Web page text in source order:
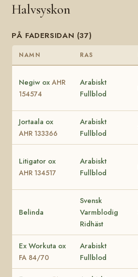
Halvsyskon
PÅ FADERSIDAN (37)
NAMN RAS
Negiw ox AHR
154574
Arabiskt
Fullblod
Jortaala ox
AHR 133366
Arabiskt
Fullblod
Litigator ox
AHR 134517
Arabiskt
Fullblod
Belinda
Svensk
Varmblodig
Ridhäst
Ex Workuta ox
FA 84/70
Arabiskt
Fullblod